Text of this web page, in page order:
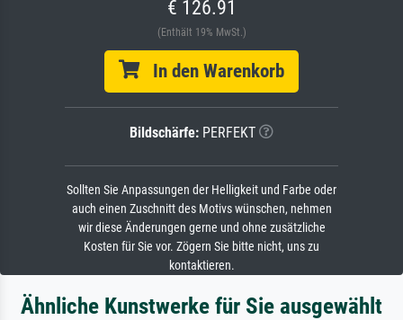
€ 126.91
(Enthält 19% MwSt.)
In den Warenkorb
Bildschärfe: PERFEKT
Sollten Sie Anpassungen der Helligkeit und Farbe oder
auch einen Zuschnitt des Motivs wünschen, nehmen
wir diese Änderungen gerne und ohne zusätzliche
Kosten für Sie vor. Zögern Sie bitte nicht, uns zu
kontaktieren.
Ähnliche Kunstwerke für Sie ausgewählt